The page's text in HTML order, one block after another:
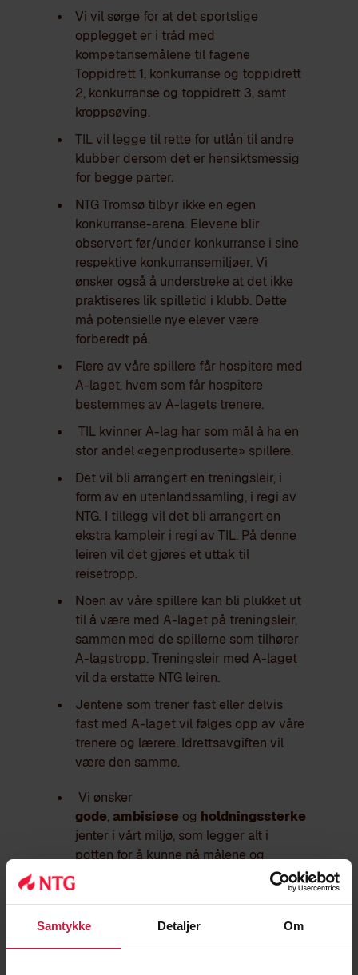
Samtykke Detaljer Om
Vi vil sørge for at det sportslige
opplegget er i tråd med
kompetansemålene til fagene
Toppidrett 1, konkurranse og toppidrett
2, konkurranse og toppidrett 3, samt
kroppsøving.
TIL vil legge til rette for utlån til andre
klubber dersom det er hensiktsmessig
for begge parter.
NTG Tromsø tilbyr ikke en egen
konkurranse-arena. Elevene blir
observert før/under konkurranse i sine
respektive konkurransemiljøer. Vi
ønsker også å understreke at det ikke
praktiseres lik spilletid i klubb. Dette
må potensielle nye elever være
forberedt på.
Flere av våre spillere får hospitere med
A-laget, hvem som får hospitere
bestemmes av A-lagets trenere.
TIL kvinner A-lag har som mål å ha en
stor andel «egenproduserte» spillere.
Det vil bli arrangert en treningsleir, i
form av en utenlandssamling, i regi av
NTG. I tillegg vil det bli arrangert en
ekstra kampleir i regi av TIL. På denne
leiren vil det gjøres et uttak til
reisetropp.
Noen av våre spillere kan bli plukket ut
til å være med A-laget på treningsleir,
sammen med de spillerne som tilhører
A-lagstropp. Treningsleir med A-laget
vil da erstatte NTG leiren.
Jentene som trener fast eller delvis
fast med A-laget vil følges opp av våre
trenere og lærere. Idrettsavgiften vil
være den samme.
Vi ønsker
gode,ambisiøse og holdningssterke
jenter i vårt miljø, som legger alt i
potten for å kunne nå målene og